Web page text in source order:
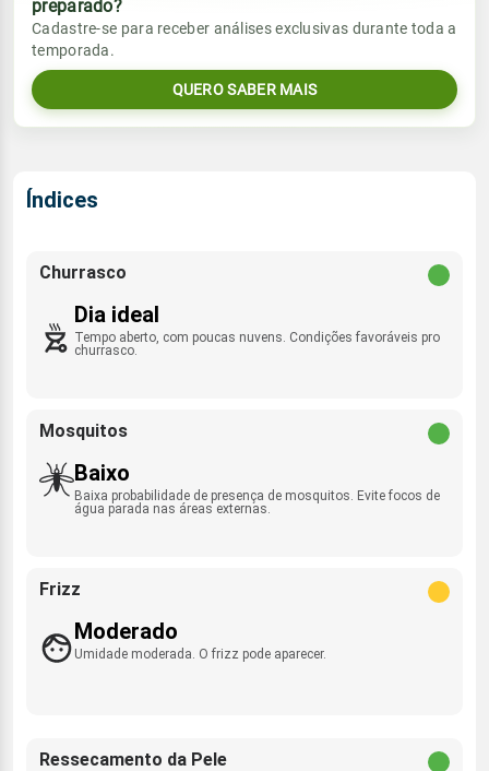
Umidade do ar
50%100%
Rajada de vento
Sol
05:59h às 17:40h
Lua
Chuva
0.0mm
Umidade do ar
Vento
ESE - 22km/h
Rajada de vento
Sol
preparado?
Cadastre-se para receber análises exclusivas durante toda a
temporada.
QUERO SABER MAIS
Índices
Churrasco
Dia ideal
Tempo aberto, com poucas nuvens. Condições favoráveis pro
churrasco.
Mosquitos
Baixo
Baixa probabilidade de presença de mosquitos. Evite focos de
água parada nas áreas externas.
Frizz
Moderado
Umidade moderada. O frizz pode aparecer.
Ressecamento da Pele